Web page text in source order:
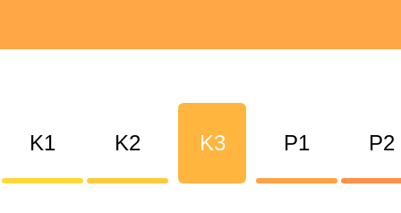
K1 K2 K3 P1 P2